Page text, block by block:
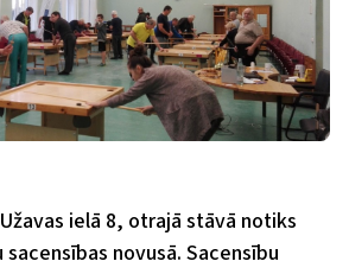
ielā 8, otrajā stāvā notiks
novusā. Sacensību